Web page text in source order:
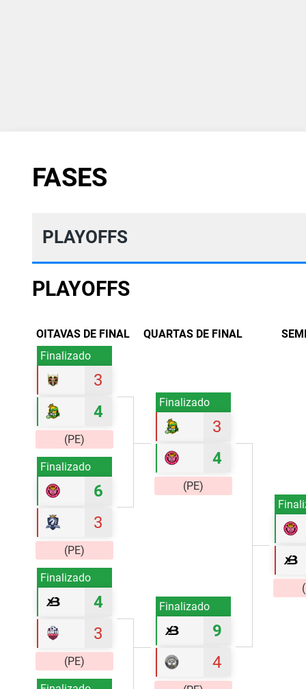
FASES
PLAYOFFS
PLAYOFFS
QUARTAS DE FINAL
Finalizado
3
4
(PE)
Finalizado
9
4
OITAVAS DE FINAL
Finalizado
3
4
(PE)
Finalizado
6
3
(PE)
Finalizado
4
3
(PE)